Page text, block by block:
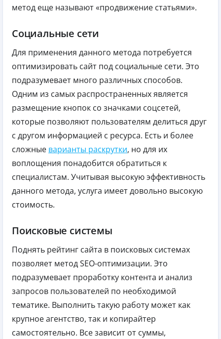
метод еще называют «продвижение статьями».
Социальные сети
Для применения данного метода потребуется
оптимизировать сайт под социальные сети. Это
подразумевает много различных способов.
Одним из самых распространенных является
размещение кнопок со значками соцсетей,
которые позволяют пользователям делиться друг
с другом информацией с ресурса. Есть и более
сложные варианты раскрутки, но для их
воплощения понадобится обратиться к
специалистам. Учитывая высокую эффективность
данного метода, услуга имеет довольно высокую
стоимость.
Поисковые системы
Поднять рейтинг сайта в поисковых системах
позволяет метод SEO-оптимизации. Это
подразумевает проработку контента и анализ
запросов пользователей по необходимой
тематике. Выполнить такую работу может как
крупное агентство, так и копирайтер
самостоятельно. Все зависит от суммы,